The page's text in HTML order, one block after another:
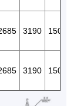
3190 150
3190 150